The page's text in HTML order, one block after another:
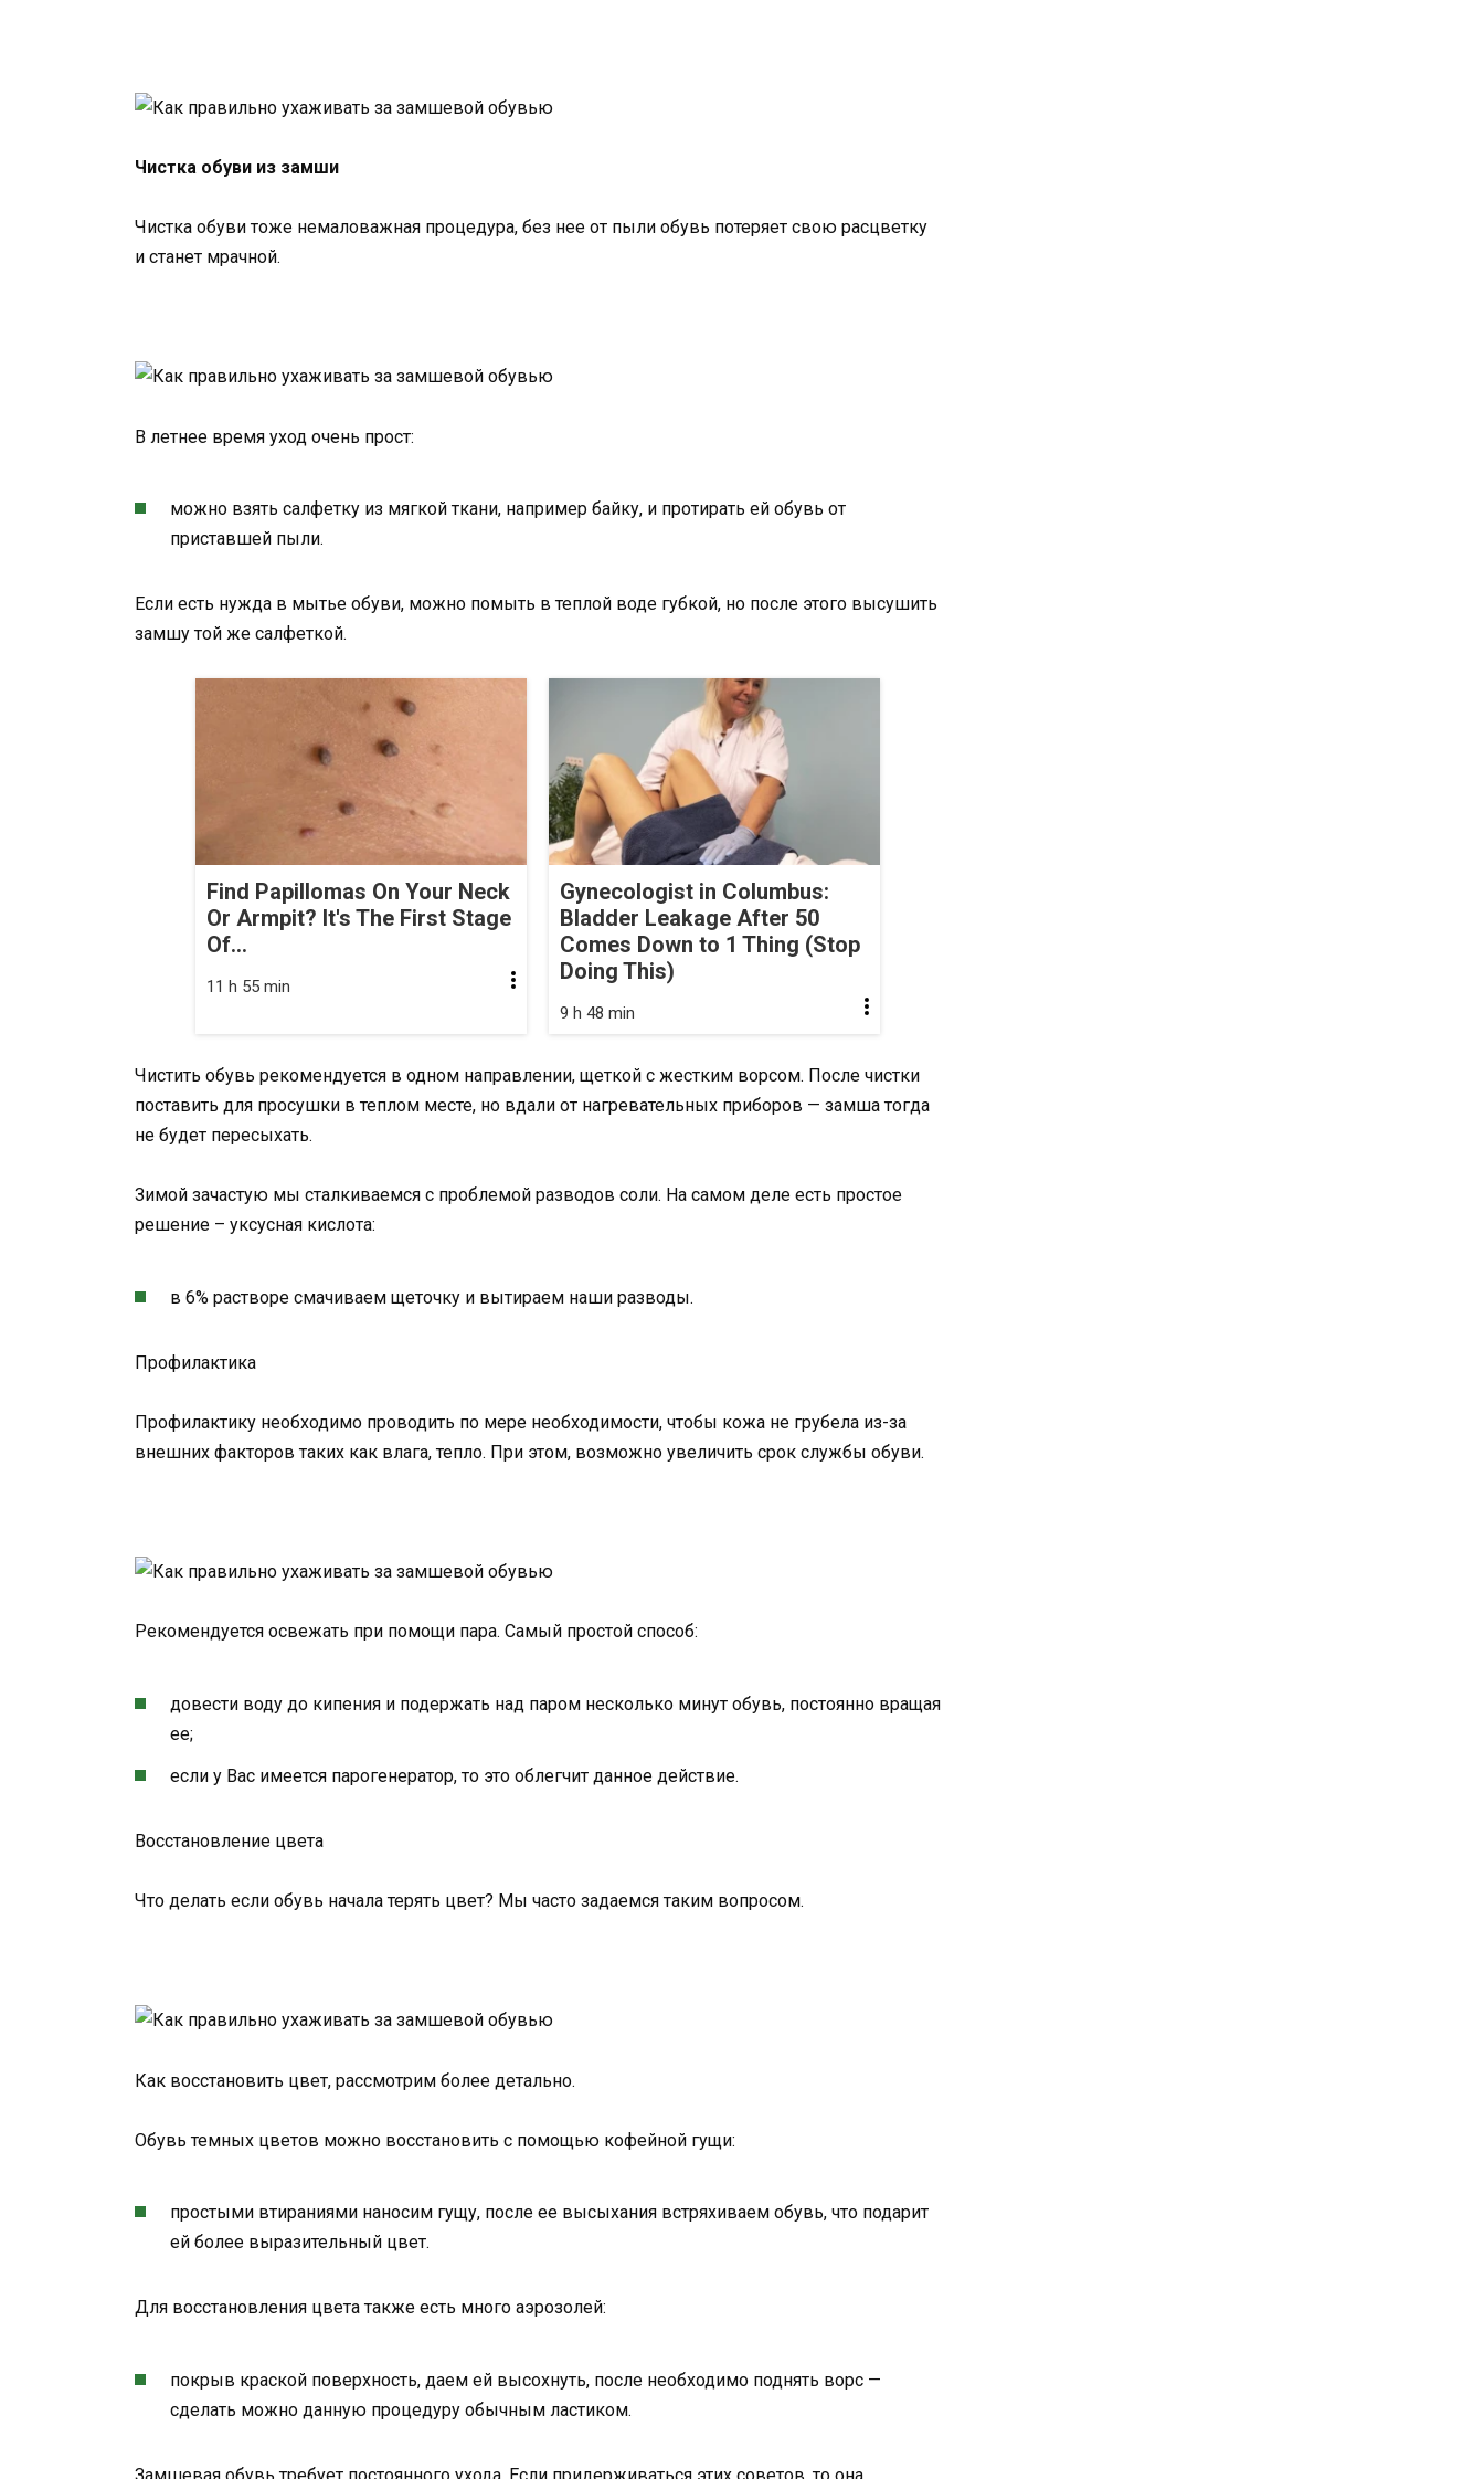
Чистка обуви из замши
Чистка обуви тоже немаловажная процедура, без нее от пыли обувь потеряет свою расцветку
и станет мрачной.
В летнее время уход очень прост:
можно взять салфетку из мягкой ткани, например байку, и протирать ей обувь от
приставшей пыли.
Если есть нужда в мытье обуви, можно помыть в теплой воде губкой, но после этого высушить
замшу той же салфеткой.
Find Papillomas On Your Neck
Or Armpit? It's The First Stage
Of...
11 h 55 min
Gynecologist in Columbus:
Bladder Leakage After 50
Comes Down to 1 Thing (Stop
Doing This)
9 h 48 min
Чистить обувь рекомендуется в одном направлении, щеткой с жестким ворсом. После чистки
поставить для просушки в теплом месте, но вдали от нагревательных приборов — замша тогда
не будет пересыхать.
Зимой зачастую мы сталкиваемся с проблемой разводов соли. На самом деле есть простое
решение – уксусная кислота:
в 6% растворе смачиваем щеточку и вытираем наши разводы.
Профилактика
Профилактику необходимо проводить по мере необходимости, чтобы кожа не грубела из-за
внешних факторов таких как влага, тепло. При этом, возможно увеличить срок службы обуви.
Рекомендуется освежать при помощи пара. Самый простой способ:
довести воду до кипения и подержать над паром несколько минут обувь, постоянно вращая
ее;
если у Вас имеется парогенератор, то это облегчит данное действие.
Восстановление цвета
Что делать если обувь начала терять цвет? Мы часто задаемся таким вопросом.
Как восстановить цвет, рассмотрим более детально.
Обувь темных цветов можно восстановить с помощью кофейной гущи:
простыми втираниями наносим гущу, после ее высыхания встряхиваем обувь, что подарит
ей более выразительный цвет.
Для восстановления цвета также есть много аэрозолей:
покрыв краской поверхность, даем ей высохнуть, после необходимо поднять ворс —
сделать можно данную процедуру обычным ластиком.
Замшевая обувь требует постоянного ухода. Если придерживаться этих советов, то она